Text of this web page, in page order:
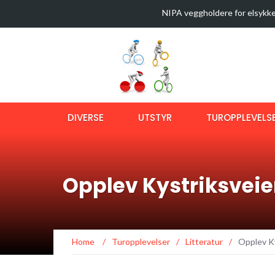
Latest News
NIPA veggholdere for
Sykkeltur i Østmarka (video)
Ny bok om langtursykling
OptiShokz Revvez solbriller
DIVERSE UTSTYR
Opplev
Home / Turopplevelser / Litteratur / Opplev